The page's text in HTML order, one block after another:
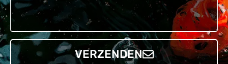
VERZENDEN